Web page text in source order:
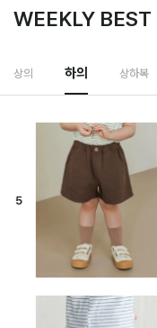
WEEKLY BEST
상의 하의 상하복